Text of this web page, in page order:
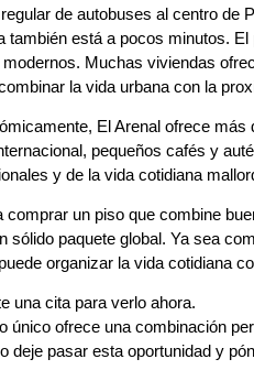
de autobuses al centro de
también está a pocos minutos.
Muchas viviendas
la vida urbana con la
El Arenal ofrece
pequeños cafés y
y de la vida cotidiana
comprar un piso que combine
sólido paquete global. Ya sea
organizar la vida cotidiana
una cita para verlo ahora.
único ofrece una combinación
deje pasar esta oportunidad y